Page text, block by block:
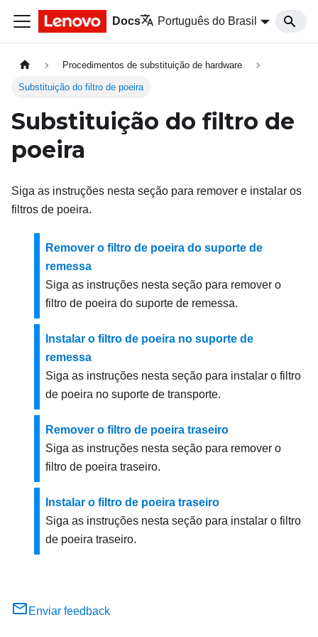
Docs Português do Brasil
Procedimentos de substituição de hardware
Substituição do filtro de poeira
Substituição do filtro de
poeira
Siga as instruções nesta seção para remover e instalar os
filtros de poeira.
Remover o filtro de poeira do suporte de
remessa
Siga as instruções nesta seção para remover o
filtro de poeira do suporte de remessa.
Instalar o filtro de poeira no suporte de
remessa
Siga as instruções nesta seção para instalar o filtro
de poeira no suporte de transporte.
Remover o filtro de poeira traseiro
Siga as instruções nesta seção para remover o
filtro de poeira traseiro.
Instalar o filtro de poeira traseiro
Siga as instruções nesta seção para instalar o filtro
de poeira traseiro.
Enviar feedback